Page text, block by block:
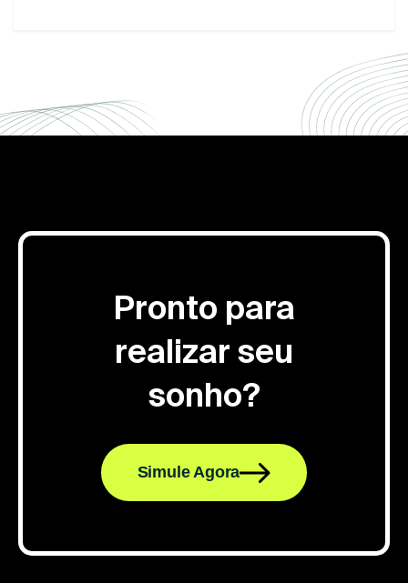
Pronto para
realizar seu
sonho?
Simule Agora